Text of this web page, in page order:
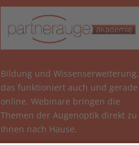
Bildung und Wissenserweiterung,
das funktioniert auch und gerade
online. Webinare bringen die
Themen der Augenoptik direkt zu
Ihnen nach Hause.